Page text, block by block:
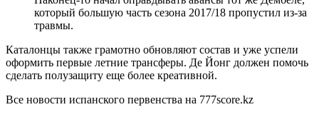
который большую часть сезона 2017/18 пропустил из-за
травмы.
Каталонцы также грамотно обновляют состав и уже успели
оформить первые летние трансферы. Де Йонг должен помочь
сделать полузащиту еще более креативной.
Все новости испанского первенства на 777score.kz